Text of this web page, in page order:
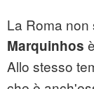
La Roma
Marquinhos
Allo stesso